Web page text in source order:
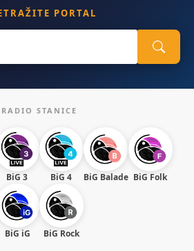
PORTAL
RADIO STANICE
BiG 3 BiG 4 BiG Balade BiG Folk
BiG iG BiG Rock